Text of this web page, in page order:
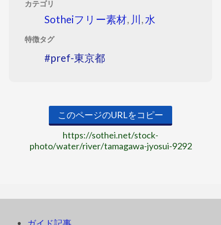
カテゴリ
Sotheiフリー素材, 川 , 水
特徴タグ
pref-東京都
このページのURLをコピー
https://sothei.net/stock-
photo/water/river/tamagawa-jyosui-9292